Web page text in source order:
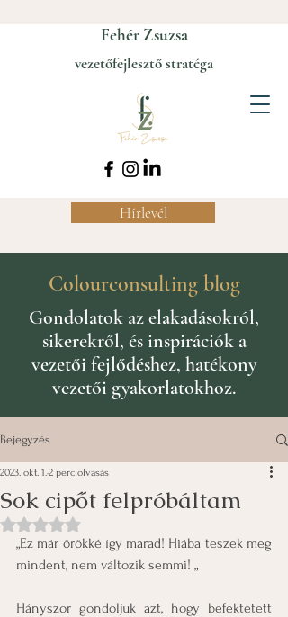
Fehér Zsuzsa
vezetőfejlesztő stratéga
Hírlevél
Colourconsulting blog
Gondolatok az elakadásokról,
sikerekről, és inspirációk a
vezetői fejlődéshez, hatékony
vezetői gyakorlatokhoz.
Bejegyzés
Sok cipőt felpróbáltam
2023. okt. 1.2 perc olvasás
NaN csillagot kapott az 5-ből.
„Ez már örökké így marad! Hiába teszek meg
mindent, nem változik semmi! „
Hányszor gondoljuk azt, hogy befektetett